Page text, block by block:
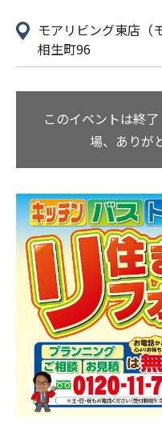
モアリビング東店（
相生町96
このイベントは終了
場、ありが